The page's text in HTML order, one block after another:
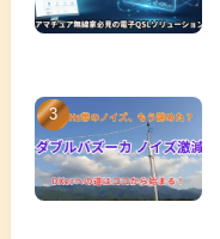
(5)
(11)